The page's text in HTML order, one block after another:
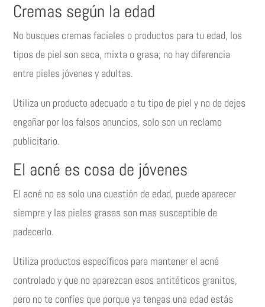
Cremas según la edad
No busques cremas faciales o productos para tu edad, los
tipos de piel son seca, mixta o grasa; no hay diferencia
entre pieles jóvenes y adultas.
Utiliza un producto adecuado a tu tipo de piel y no de dejes
engañar por los falsos anuncios, solo son un reclamo
publicitario.
El acné es cosa de jóvenes
El acné no es solo una cuestión de edad, puede aparecer
siempre y las pieles grasas son mas susceptible de
padecerlo.
Utiliza productos específicos para mantener el acné
controlado y que no aparezcan esos antitéticos granitos,
pero no te confíes que porque ya tengas una edad estás